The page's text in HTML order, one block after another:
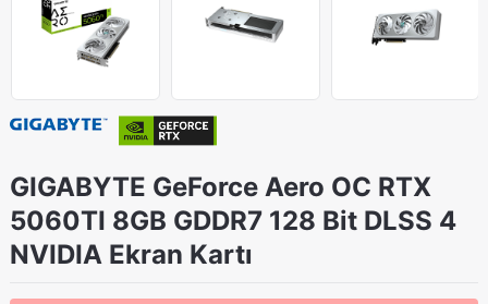
GIGABYTE GeForce Aero OC RTX
5060TI 8GB GDDR7 128 Bit DLSS 4
NVIDIA Ekran Kartı